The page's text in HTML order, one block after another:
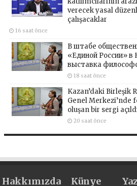
verecek yasal
çalışacaklar
16 saat önce
В штабе
«Единой России» в
выставка
18 saat önce
Kazan’daki Birleşik
Genel
oluşan bir sergi
20 saat önce
Hakkımızda Künye